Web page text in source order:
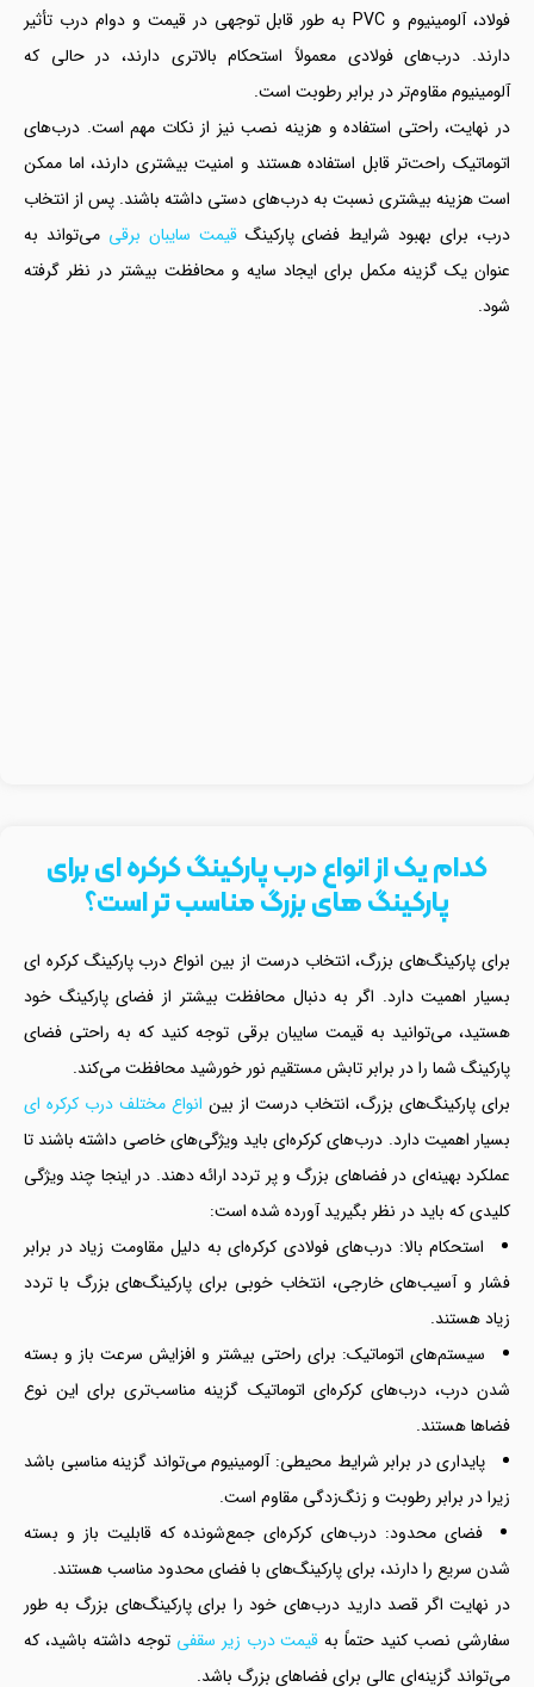
فولاد، آلومینیوم و PVC به طور قابل توجهی در قیمت و دوام درب تأثیر
دارند. درب‌های فولادی معمولاً استحکام بالاتری دارند، در حالی که
آلومینیوم مقاوم‌تر در برابر رطوبت است.
در نهایت، راحتی استفاده و هزینه نصب نیز از نکات مهم است. درب‌های
اتوماتیک راحت‌تر قابل استفاده هستند و امنیت بیشتری دارند، اما ممکن
است هزینه بیشتری نسبت به درب‌های دستی داشته باشند. پس از انتخاب
درب، برای بهبود شرایط فضای پارکینگقیمت سایبان برقیمی‌تواند به
عنوان یک گزینه مکمل برای ایجاد سایه و محافظت بیشتر در نظر گرفته
شود.
کدام یک از انواع درب پارکینگ کرکره ای برای
پارکینگ‌ های بزرگ مناسب‌ تر است؟
برای پارکینگ‌های بزرگ، انتخاب درست از بین انواع درب پارکینگ کرکره ای
بسیار اهمیت دارد. اگر به دنبال محافظت بیشتر از فضای پارکینگ خود
هستید، می‌توانید به قیمت سایبان برقی توجه کنید که به راحتی فضای
پارکینگ شما را در برابر تابش مستقیم نور خورشید محافظت می‌کند.
برای پارکینگ‌های بزرگ، انتخاب درست از بینانواع مختلف درب کرکره ای
بسیار اهمیت دارد. درب‌های کرکره‌ای باید ویژگی‌های خاصی داشته باشند تا
عملکرد بهینه‌ای در فضاهای بزرگ و پر تردد ارائه دهند. در اینجا چند ویژگی
کلیدی که باید در نظر بگیرید آورده شده است:
استحکام بالا: درب‌های فولادی کرکره‌ای به دلیل مقاومت زیاد در برابر
فشار و آسیب‌های خارجی، انتخاب خوبی برای پارکینگ‌های بزرگ با تردد
زیاد هستند.
سیستم‌های اتوماتیک: برای راحتی بیشتر و افزایش سرعت باز و بسته
شدن درب، درب‌های کرکره‌ای اتوماتیک گزینه مناسب‌تری برای این نوع
فضاها هستند.
پایداری در برابر شرایط محیطی: آلومینیوم می‌تواند گزینه مناسبی باشد
زیرا در برابر رطوبت و زنگ‌زدگی مقاوم است.
فضای محدود: درب‌های کرکره‌ای جمع‌شونده که قابلیت باز و بسته
شدن سریع را دارند، برای پارکینگ‌های با فضای محدود مناسب هستند.
در نهایت اگر قصد دارید درب‌های خود را برای پارکینگ‌های بزرگ به طور
سفارشی نصب کنید حتماً بهقیمت درب زیر سقفیتوجه داشته باشید، که
می‌تواند گزینه‌ای عالی برای فضاهای بزرگ باشد.